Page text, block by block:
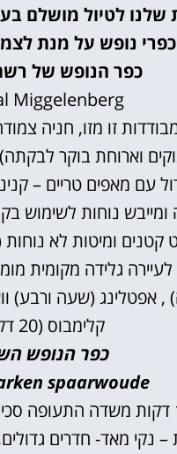
לטיול מושלם
נופש על מנת
כפר הנופש של
Miggelenberg
זו מזו, חניה
וארוחת בוקר
עם מאפים טריים –
ומייבש נוחות לשימוש
ומיטות לא נוחות
לעיירה גלידה מקומית
קלימבוס (20 דקות)
כפר הנופש
spaarwoude
נקי מאד- חדרים